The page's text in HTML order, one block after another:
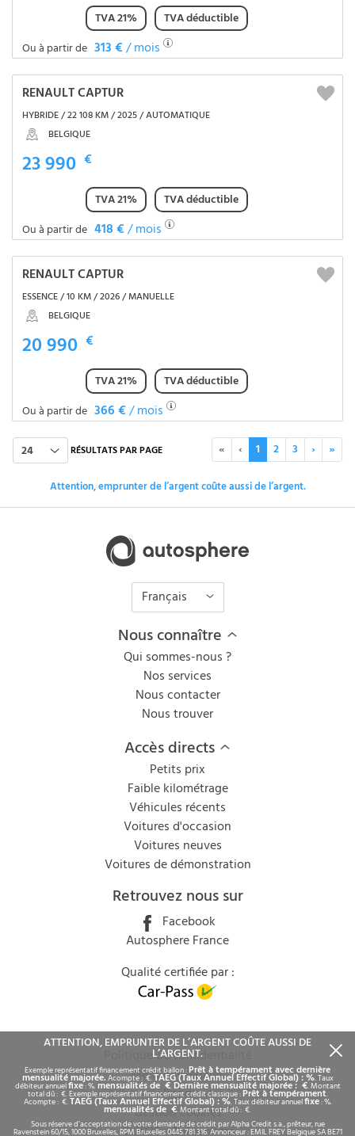
TVA 21%
TVA déductible
Ou à partir de 313 €/ mois
RENAULT CAPTUR
HYBRIDE / 22 108 KM / 2025 / AUTOMATIQUE
BELGIQUE
23 990 €
TVA 21%
TVA déductible
Ou à partir de 418 €/ mois
RENAULT CAPTUR
ESSENCE / 10 KM / 2026 / MANUELLE
BELGIQUE
20 990 €
TVA 21%
TVA déductible
Ou à partir de 366 €/ mois
24 RÉSULTATS PAR PAGE « ‹ 1 2 3 › »
Attention, emprunter de l’argent coûte aussi de l’argent.
ATTENTION, EMPRUNTER DE L’ARGENT COÛTE AUSSI DE
L’ARGENT.
Exemple représentatif financement crédit ballon :Prêt à tempérament avec dernière
mensualité majorée.Acompte : €.TAEG (Taux Annuel Effectif Global) : %. Taux
débiteur annuelfixe: %.mensualités de €.Dernière mensualité majorée : €. Montant
total dû : €. Exemple représentatif financement crédit classique :Prêt à tempérament.
Acompte : €.TAEG (Taux Annuel Effectif Global) : %. Taux débiteur annuelfixe: %.
mensualités de €. Montant total dû : €.
Sous réserve d’acceptation de votre demande de crédit par Alpha Credit s.a., prêteur, rue
Ravenstein 60/15, 1000 Bruxelles, RPM Bruxelles 0445.781.316. Annonceur : EMIL FREY Belgique SA BE71
Français
Nous connaître
Qui sommes-nous ?
Nos services
Nous contacter
Nous trouver
Accès directs
Petits prix
Faible kilométrage
Véhicules récents
Voitures d'occasion
Voitures neuves
Voitures de démonstration
Retrouvez nous sur
Facebook
Autosphere France
Qualité certifiée par :
Politique de confidentialité
Mentions légales
Rgpd
Gestion cookies